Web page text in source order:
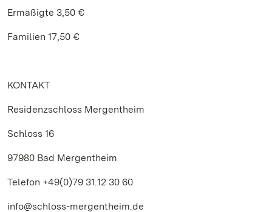
Ermäßigte 3,50 €
Familien 17,50 €
KONTAKT
Residenzschloss Mergentheim
Schloss 16
97980 Bad Mergentheim
Telefon +49(0)79 31.12 30 60
info@schloss-mergentheim.de